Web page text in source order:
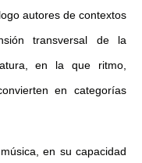
autores de contextos
transversal de la
en la que ritmo,
en categorías
en su capacidad